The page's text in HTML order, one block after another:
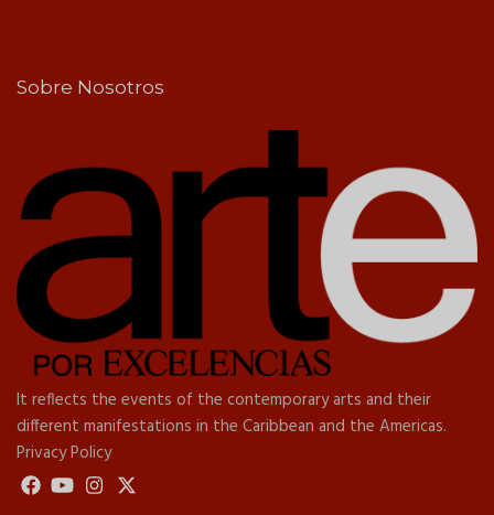
Sobre Nosotros
It reflects the events of the contemporary arts and their
different manifestations in the Caribbean and the Americas.
Privacy Policy